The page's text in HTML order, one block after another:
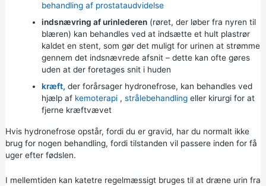
behandling af prostataudvidelse
indsnævring af urinlederen(røret, der løber fra nyren til
blæren) kan behandles ved at indsætte et hult plastrør
kaldet en stent, som gør det muligt for urinen at strømme
gennem det indsnævrede afsnit – dette kan ofte gøres
uden at der foretages snit i huden
kræft, der forårsager hydronefrose, kan behandles ved
hjælp af kemoterapi, strålebehandlingeller kirurgi for at
fjerne kræftvævet
Hvis hydronefrose opstår, fordi du er gravid, har du normalt ikke
brug for nogen behandling, fordi tilstanden vil passere inden for få
uger efter fødslen.
I mellemtiden kan katetre regelmæssigt bruges til at dræne urin fra